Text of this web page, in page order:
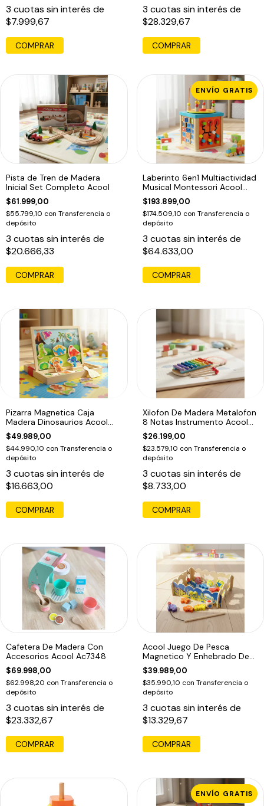
3 cuotas sin interés de
$7.999,67
COMPRAR
3 cuotas sin interés de
$28.329,67
COMPRAR
Pista de Tren de Madera
Inicial Set Completo Acool
$61.999,00
$55.799,10 con Transferencia o
depósito
3 cuotas sin interés de
$20.666,33
ENVÍO GRATIS
Laberinto 6en1 Multiactividad
Musical Montessori Acool
7648
$193.899,00
$174.509,10 con Transferencia o
depósito
3 cuotas sin interés de
$64.633,00
COMPRAR
Pizarra Magnetica Caja
Madera Dinosaurios Acool
Ac7216
$49.989,00
$44.990,10 con Transferencia o
depósito
3 cuotas sin interés de
$16.663,00
Xilofon De Madera Metalofon
8 Notas Instrumento Acool
Ac7641
$26.199,00
$23.579,10 con Transferencia o
depósito
3 cuotas sin interés de
$8.733,00
COMPRAR
Cafetera De Madera Con
Accesorios Acool Ac7348
$69.998,00
$62.998,20 con Transferencia o
depósito
3 cuotas sin interés de
$23.332,67
Acool Juego De Pesca
Magnetico Y Enhebrado De
Madera Ac7632
$39.989,00
$35.990,10 con Transferencia o
depósito
3 cuotas sin interés de
$13.329,67
COMPRAR
ENVÍO GRATIS